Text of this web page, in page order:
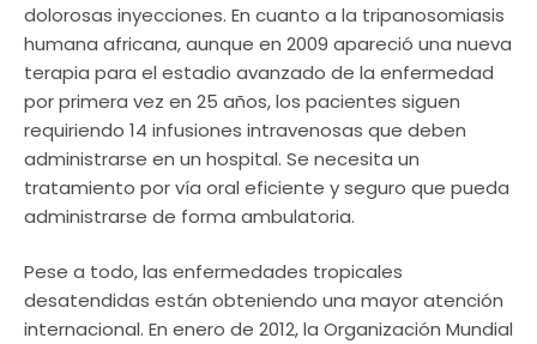
dolorosas inyecciones. En cuanto a la tripanosomiasis
humana africana, aunque en 2009 apareció una nueva
terapia para el estadio avanzado de la enfermedad
por primera vez en 25 años, los pacientes siguen
requiriendo 14 infusiones intravenosas que deben
administrarse en un hospital. Se necesita un
tratamiento por vía oral eficiente y seguro que pueda
administrarse de forma ambulatoria.
Pese a todo, las enfermedades tropicales
desatendidas están obteniendo una mayor atención
internacional. En enero de 2012, la Organización Mundial